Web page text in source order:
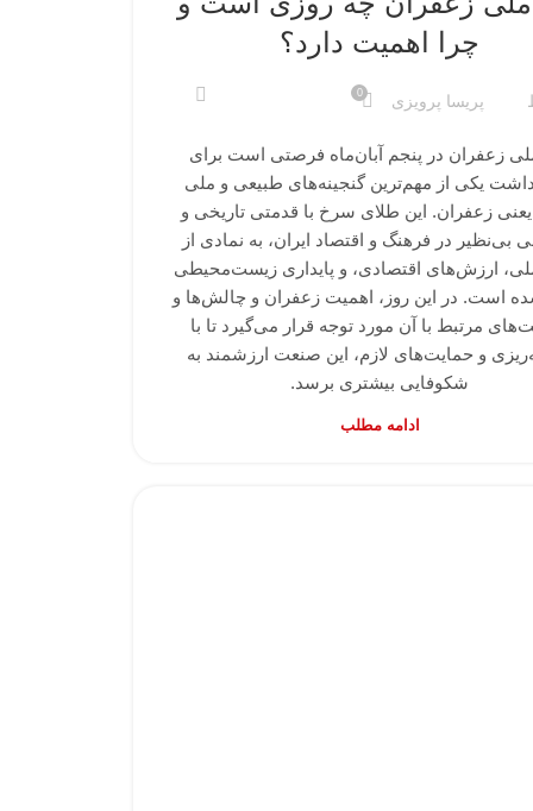
چرا اهمیت دارد؟
پریسا پرویزی 0
زعفران در پنجم آبان‌ماه فرصتی است برای
یکی از مهم‌ترین گنجینه‌های طبیعی و ملی
یعنی زعفران. این طلای سرخ با قدمتی تاریخی و
بی‌نظیر در فرهنگ و اقتصاد ایران، به نمادی از
ارزش‌های اقتصادی، و پایداری زیست‌محیطی
است. در این روز، اهمیت زعفران و چالش‌ها و
مرتبط با آن مورد توجه قرار می‌گیرد تا با
و حمایت‌های لازم، این صنعت ارزشمند به
شکوفایی بیشتری برسد.
ادامه مطلب